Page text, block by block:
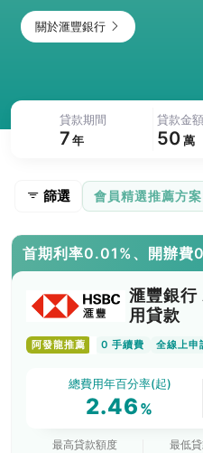
關於滙豐銀行
貸款期間
7 年
貸款金額
50 萬
篩選 會員精選推薦方案
首期利率0.01%、開辦費0
滙豐銀
用貸款
阿發龍推薦 0 手續費 全線上申
總費用年百分率(起)
2.46 %
最高貸款額度 最低